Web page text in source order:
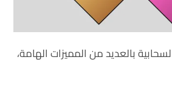
بالعديد من المميزات الهامة،